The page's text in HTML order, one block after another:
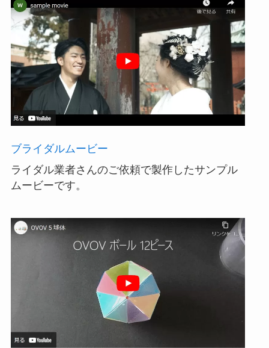
ブライダルムービー
ライダル業者さんのご依頼で製作したサンプル
ムービーです。